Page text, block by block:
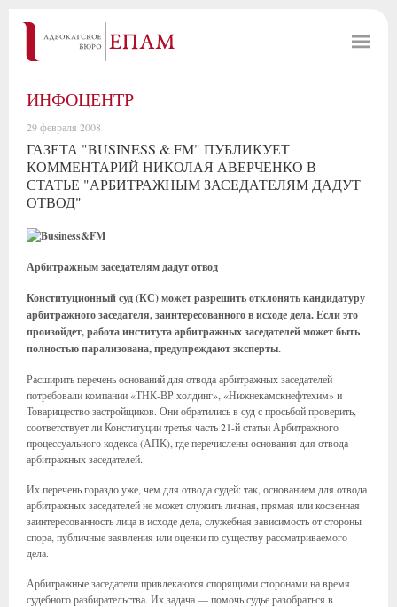
ИНФОЦЕНТР
29 февраля 2008
ГАЗЕТА "BUSINESS & FM" ПУБЛИКУЕТ
КОММЕНТАРИЙ НИКОЛАЯ АВЕРЧЕНКО В
СТАТЬЕ "АРБИТРАЖНЫМ ЗАСЕДАТЕЛЯМ ДАДУТ
ОТВОД"
Арбитражным заседателям дадут отвод
Конституционный суд (КС) может разрешить отклонять кандидатуру
арбитражного заседателя, заинтересованного в исходе дела. Если это
произойдет, работа института арбитражных заседателей может быть
полностью парализована, предупреждают эксперты.
Расширить перечень оснований для отвода арбитражных заседателей
потребовали компании «ТНК-ВР холдинг», «Нижнекамскнефтехим» и
Товарищество застройщиков. Они обратились в суд с просьбой проверить,
соответствует ли Конституции третья часть 21-й статьи Арбитражного
процессуального кодекса (АПК), где перечислены основания для отвода
арбитражных заседателей.
Их перечень гораздо уже, чем для отвода судей: так, основанием для отвода
арбитражных заседателей не может служить личная, прямая или косвенная
заинтересованность лица в исходе дела, служебная зависимость от стороны
спора, публичные заявления или оценки по существу рассматриваемого
дела.
Арбитражные заседатели привлекаются спорящими сторонами на время
судебного разбирательства. Их задача — помочь судье разобраться в